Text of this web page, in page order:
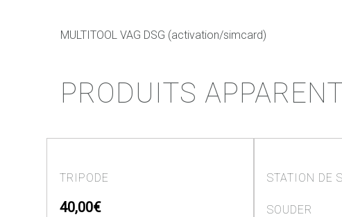
MULTITOOL VAG DSG (activation/simcard)
PRODUITS
TRIPODE
40,00€
STATION DE
SOUDER